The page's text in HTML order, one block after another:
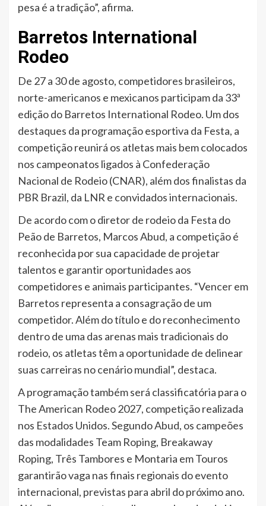
pesa é a tradição”, afirma.
Barretos International
Rodeo
De 27 a 30 de agosto, competidores brasileiros,
norte-americanos e mexicanos participam da 33ª
edição do Barretos International Rodeo. Um dos
destaques da programação esportiva da Festa, a
competição reunirá os atletas mais bem colocados
nos campeonatos ligados à Confederação
Nacional de Rodeio (CNAR), além dos finalistas da
PBR Brazil, da LNR e convidados internacionais.
De acordo com o diretor de rodeio da Festa do
Peão de Barretos, Marcos Abud, a competição é
reconhecida por sua capacidade de projetar
talentos e garantir oportunidades aos
competidores e animais participantes. “Vencer em
Barretos representa a consagração de um
competidor. Além do título e do reconhecimento
dentro de uma das arenas mais tradicionais do
rodeio, os atletas têm a oportunidade de delinear
suas carreiras no cenário mundial”, destaca.
A programação também será classificatória para o
The American Rodeo 2027, competição realizada
nos Estados Unidos. Segundo Abud, os campeões
das modalidades Team Roping, Breakaway
Roping, Três Tambores e Montaria em Touros
garantirão vaga nas finais regionais do evento
internacional, previstas para abril do próximo ano.